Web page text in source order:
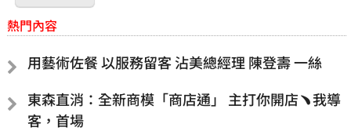
熱門內容
用藝術佐餐 以服務留客 沾美總經理 陳登壽 一絲
東森直消：全新商模「商店通」 主打你開店﹅我導
客，首場